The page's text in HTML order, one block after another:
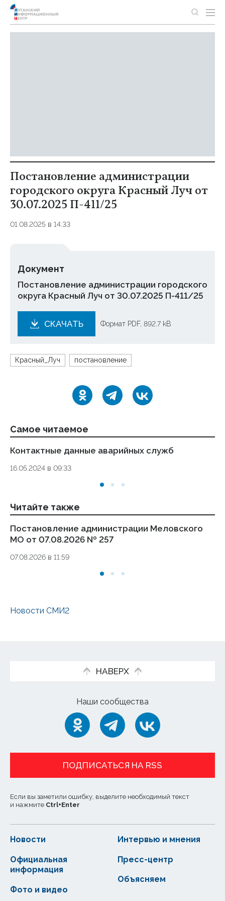
Постановление администрации
городского округа Красный Луч от
30.07.2025 П-411/25
01.08.2025 в 14:33
Документ
Постановление администрации городского
округа Красный Луч от 30.07.2025 П-411/25
СКАЧАТЬ Формат PDF, 892.7 kB
Красный_Луч постановление
Самое читаемое
Контактные данные аварийных служб
16.05.2024 в 09:33
Читайте также
Постановление администрации Меловского
МО от 07.08.2026 № 257
07.08.2026 в 11:59
Новости СМИ2
НАВЕРХ
Наши сообщества
ПОДПИСАТЬСЯ НА RSS
Если вы заметили ошибку, выделите необходимый текст
и нажмите Ctrl+Enter
Новости
Официальная
информация
Интервью и мнения
Фото и видео
Пресс-центр
Объясняем